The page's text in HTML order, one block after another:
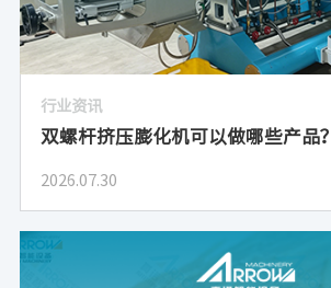
行业资讯
双螺杆挤压膨化机可以做哪些产品？
2026.07.30